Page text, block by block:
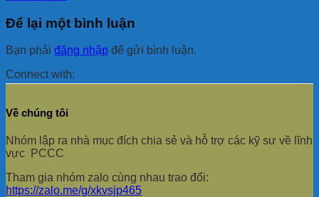
Để lại một bình luận
Bạn phải đăng nhập để gửi bình luận.
Connect with:
Về chúng tôi
Nhóm lập ra nhà mục đích chia sẻ và hỗ trợ các kỹ sư về lĩnh
vực PCCC
Tham gia nhóm zalo cùng nhau trao đổi:
https://zalo.me/g/xkvsjp465